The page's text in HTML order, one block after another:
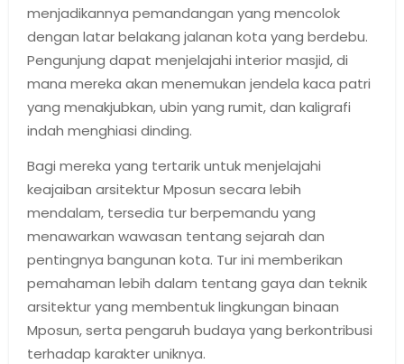
menjadikannya pemandangan yang mencolok
dengan latar belakang jalanan kota yang berdebu.
Pengunjung dapat menjelajahi interior masjid, di
mana mereka akan menemukan jendela kaca patri
yang menakjubkan, ubin yang rumit, dan kaligrafi
indah menghiasi dinding.
Bagi mereka yang tertarik untuk menjelajahi
keajaiban arsitektur Mposun secara lebih
mendalam, tersedia tur berpemandu yang
menawarkan wawasan tentang sejarah dan
pentingnya bangunan kota. Tur ini memberikan
pemahaman lebih dalam tentang gaya dan teknik
arsitektur yang membentuk lingkungan binaan
Mposun, serta pengaruh budaya yang berkontribusi
terhadap karakter uniknya.